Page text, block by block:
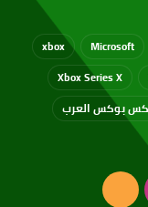
Microsoft
xbox
Xbox Series X
بوكس العرب
انستقرامملخص